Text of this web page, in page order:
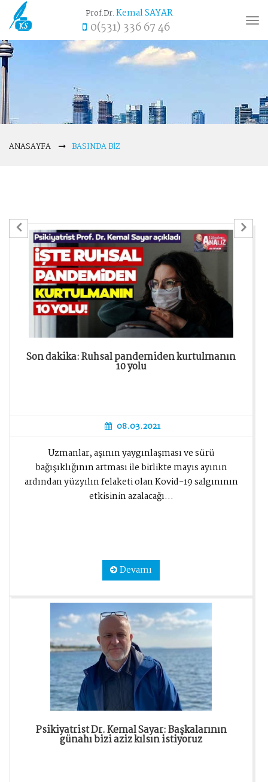
Prof.Dr.Kemal SAYAR
0(531) 336 67 46
ANASAYFA BASINDA BIZ
Son dakika: Ruhsal pandemiden kurtulmanın
10 yolu
08.03.2021
Uzmanlar, aşının yaygınlaşması ve sürü
bağışıklığının artması ile birlikte mayıs ayının
ardından yüzyılın felaketi olan Kovid-19 salgınının
etkisinin azalacağı...
Devamı
Psikiyatrist Dr. Kemal Sayar: Başkalarının
günahı bizi aziz kılsın istiyoruz
Previous